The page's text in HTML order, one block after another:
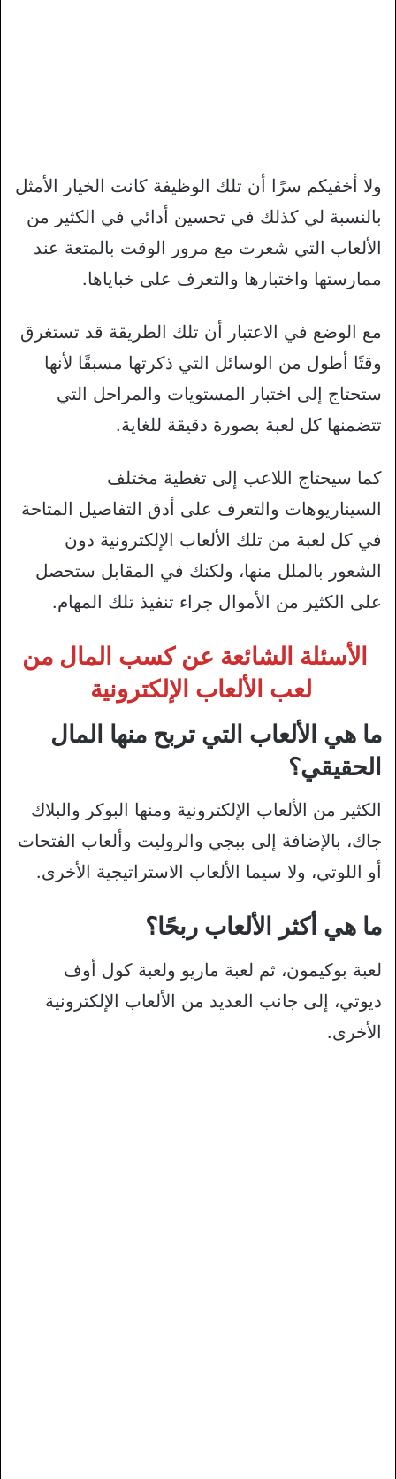
ولا أخفيكم سرًا أن تلك الوظيفة كانت الخيار الأمثل
بالنسبة لي كذلك في تحسين أدائي في الكثير من
الألعاب التي شعرت مع مرور الوقت بالمتعة عند
ممارستها واختبارها والتعرف على خباياها.
مع الوضع في الاعتبار أن تلك الطريقة قد تستغرق
وقتًا أطول من الوسائل التي ذكرتها مسبقًا لأنها
ستحتاج إلى اختبار المستويات والمراحل التي
تتضمنها كل لعبة بصورة دقيقة للغاية.
كما سيحتاج اللاعب إلى تغطية مختلف
السيناريوهات والتعرف على أدق التفاصيل المتاحة
في كل لعبة من تلك الألعاب الإلكترونية دون
الشعور بالملل منها، ولكنك في المقابل ستحصل
على الكثير من الأموال جراء تنفيذ تلك المهام.
الأسئلة الشائعة عن كسب المال من
لعب الألعاب الإلكترونية
ما هي الألعاب التي تربح منها المال
الحقيقي؟
الكثير من الألعاب الإلكترونية ومنها البوكر والبلاك
جاك، بالإضافة إلى ببجي والروليت وألعاب الفتحات
أو اللوتي، ولا سيما الألعاب الاستراتيجية الأخرى.
ما هي أكثر الألعاب ربحًا؟
لعبة بوكيمون، ثم لعبة ماريو ولعبة كول أوف
ديوتي، إلى جانب العديد من الألعاب الإلكترونية
الأخرى.